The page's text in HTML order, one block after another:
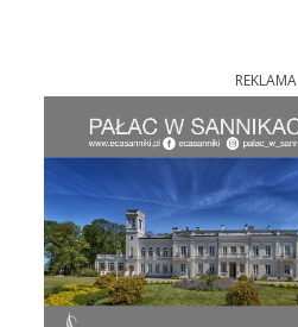
REKLAMA